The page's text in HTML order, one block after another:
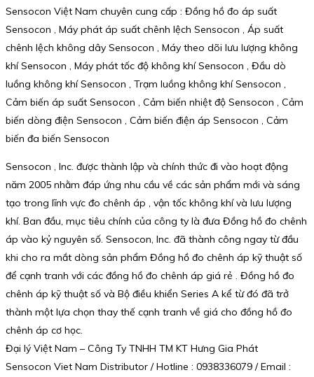
Sensocon Việt Nam chuyên cung cấp : Đồng hồ đo áp suất
Sensocon , Máy phát áp suất chênh lệch Sensocon , Áp suất
chênh lệch không dây Sensocon , Máy theo dõi lưu lượng không
khí Sensocon , Máy phát tốc độ không khí Sensocon , Đầu dò
luồng không khí Sensocon , Trạm luồng không khí Sensocon ,
Cảm biến áp suất Sensocon , Cảm biến nhiệt độ Sensocon , Cảm
biến dòng điện Sensocon , Cảm biến điện áp Sensocon , Cảm
biến đa biến Sensocon
Sensocon , Inc. được thành lập và chính thức đi vào hoạt động
năm 2005 nhằm đáp ứng nhu cầu về các sản phẩm mới và sáng
tạo trong lĩnh vực đo chênh áp , vận tốc không khí và lưu lượng
khí. Ban đầu, mục tiêu chính của công ty là đưa Đồng hồ đo chênh
áp vào kỷ nguyên số. Sensocon, Inc. đã thành công ngay từ đầu
khi cho ra mắt dòng sản phẩm Đồng hồ đo chênh áp kỹ thuật số
để cạnh tranh với các đồng hồ đo chênh áp giá rẻ . Đồng hồ đo
chênh áp kỹ thuật số và Bộ điều khiển Series A kể từ đó đã trở
thành một lựa chọn thay thế cạnh tranh về giá cho đồng hồ đo
chênh áp cơ học.
Đại lý Việt Nam – Công Ty TNHH TM KT Hưng Gia Phát
Sensocon Viet Nam Distributor / Hotline : 0938336079 / Email :